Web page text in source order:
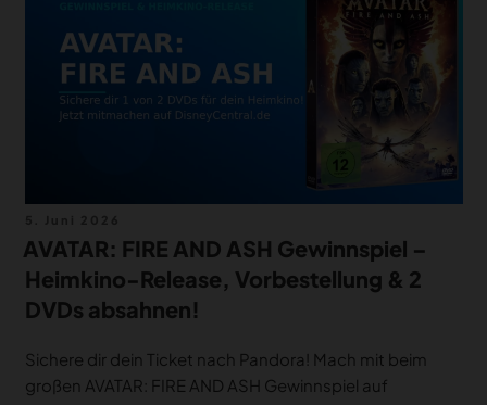
am
AVATAR: FIRE AND ASH Gewinnspiel –
Heimkino-Release, Vorbestellung & 2
DVDs absahnen!
Sichere dir dein Ticket nach Pandora! Mach mit beim
großen AVATAR: FIRE AND ASH Gewinnspiel auf